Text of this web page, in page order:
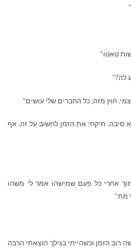
טאטו"
לה?"
חוץ מזה, כל החברים שלי עושים"
סיבה. תיקחי את הזמן לחשוב על זה. אף
אחרי כל פעם שמישהו אמר לי משהו
מת"
רוב הזמן וכשהייתי בגילך הוצאתי הרבה